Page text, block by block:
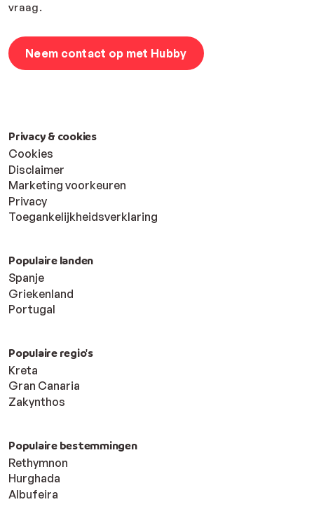
vraag.
Neem contact op met Hubby
Privacy & cookies
Cookies
Disclaimer
Marketing voorkeuren
Privacy
Toegankelijkheidsverklaring
Populaire landen
Spanje
Griekenland
Portugal
Populaire regio's
Kreta
Gran Canaria
Zakynthos
Populaire bestemmingen
Rethymnon
Hurghada
Albufeira